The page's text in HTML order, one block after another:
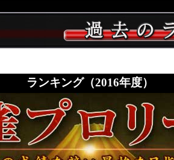
ランキング（2016年度）